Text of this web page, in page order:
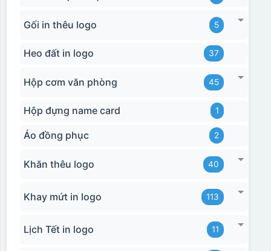
Gối in thêu logo 5
Heo đất in logo 37
Hộp cơm văn phòng 45
Hộp đựng name card 1
Áo đồng phục 2
Khăn thêu logo 40
Khay mứt in logo 113
Lịch Tết in logo 11